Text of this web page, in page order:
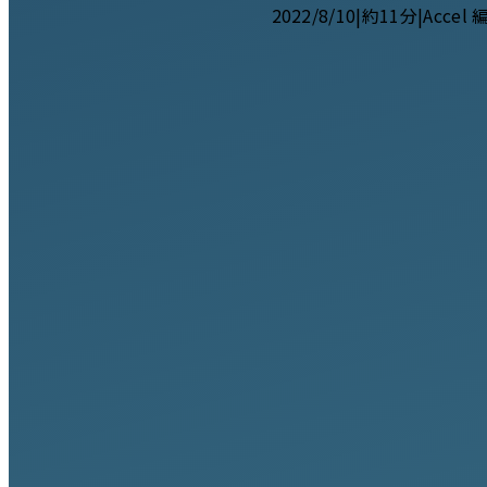
2022/8/10|約11分|Accel